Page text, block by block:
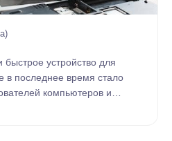
устройство для
в последнее время стало
компьютеров и
другая ...